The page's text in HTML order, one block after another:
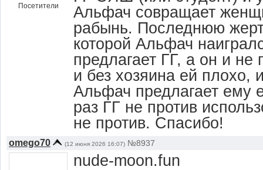
Посетители
Альфач совращает
рабынь. Последнюю
которой Альфач
предлагает ГГ, а он и
и без хозяина ей плохо,
Альфач предлагает ему
раз ГГ не против
не против. Спасибо!
omego70 (12 июня 2026 16:07) №8937
nude-moon.fun